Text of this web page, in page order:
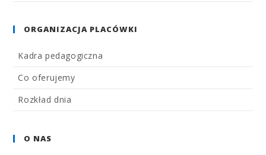
ORGANIZACJA PLACÓWKI
Kadra pedagogiczna
Co oferujemy
Rozkład dnia
O NAS